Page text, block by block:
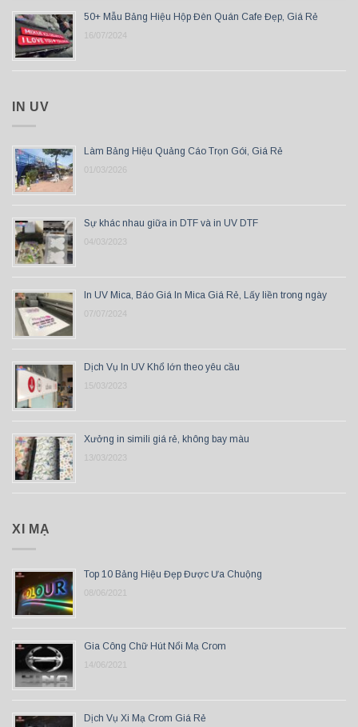
50+ Mẫu Bảng Hiệu Hộp Đèn Quán Cafe Đẹp, Giá Rẻ
16/07/2024
IN UV
Làm Bảng Hiệu Quảng Cáo Trọn Gói, Giá Rẻ
01/03/2026
Sự khác nhau giữa in DTF và in UV DTF
04/03/2023
In UV Mica, Báo Giá In Mica Giá Rẻ, Lấy liền trong ngày
07/07/2024
Dịch Vụ In UV Khổ lớn theo yêu cầu
15/03/2023
Xưởng in simili giá rẻ, không bay màu
13/03/2023
XI MẠ
Top 10 Bảng Hiệu Đẹp Được Ưa Chuộng
08/06/2021
Gia Công Chữ Hút Nổi Mạ Crom
14/06/2021
Dịch Vụ Xi Mạ Crom Giá Rẻ